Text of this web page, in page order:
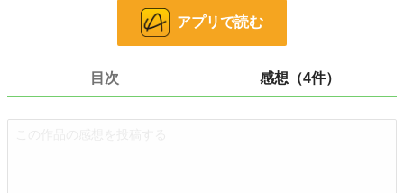
※Illustrator Suico様（@SuiCo_0）
37,130 位 / 228,635 件
16,254 位 / 66,327 件
アプリで読む
目次 感想（4件）